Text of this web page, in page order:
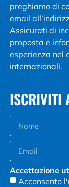
preghiamo di
email
Assicurati di
proposta e
esperienza nel
internazionali.
ISCRIVITI
Accettazione
Acconsento